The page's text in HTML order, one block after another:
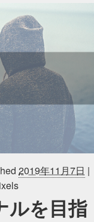
2019年11月7日 |
ルを目指